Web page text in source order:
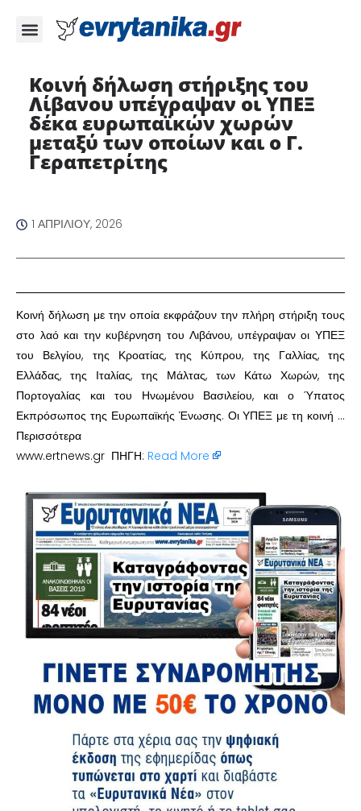
Κοινή δήλωση στήριξης του
Λίβανου υπέγραψαν οι ΥΠΕΞ
δέκα ευρωπαϊκών χωρών
μεταξύ των οποίων και ο Γ.
Γεραπετρίτης ​
1 ΑΠΡΙΛΊΟΥ, 2026
​Κοινή δήλωση με την οποία εκφράζουν την πλήρη στήριξη τους
στο λαό και την κυβέρνηση του Λιβάνου, υπέγραψαν οι ΥΠΕΞ
του Βελγίου, της Κροατίας, της Κύπρου, της Γαλλίας, της
Ελλάδας, της Ιταλίας, της Μάλτας, των Κάτω Χωρών, της
Πορτογαλίας και του Ηνωμένου Βασιλείου, και ο Ύπατος
Εκπρόσωπος της Ευρωπαϊκής Ένωσης. Οι ΥΠΕΞ με τη κοινή …
Περισσότερα
www.ertnews.gr ΠΗΓΗ: Read More